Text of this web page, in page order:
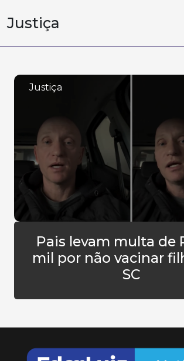
Justiça
Justiça
Pais levam multa de
mil por não vacinar
SC